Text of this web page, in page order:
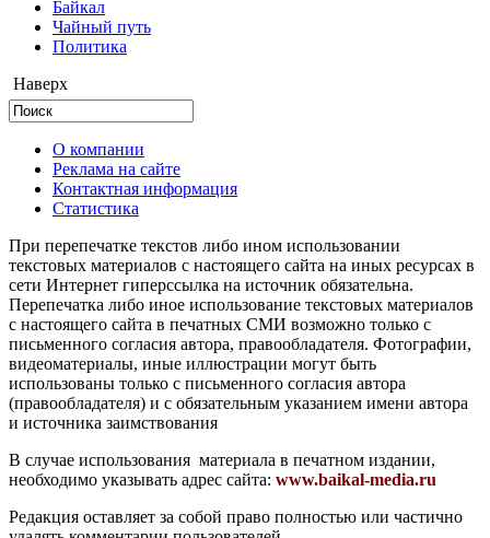
Байкал
Чайный путь
Политика
Наверх
О компании
Реклама на сайте
Контактная информация
Статистика
При перепечатке текстов либо ином использовании
текстовых материалов с настоящего сайта на иных ресурсах в
сети Интернет гиперссылка на источник обязательна.
Перепечатка либо иное использование текстовых материалов
с настоящего сайта в печатных СМИ возможно только с
письменного согласия автора, правообладателя. Фотографии,
видеоматериалы, иные иллюстрации могут быть
использованы только с письменного согласия автора
(правообладателя) и с обязательным указанием имени автора
и источника заимствования
В случае использования материала в печатном издании,
необходимо указывать адрес сайта: www.baikal-media.ru
Редакция оставляет за собой право полностью или частично